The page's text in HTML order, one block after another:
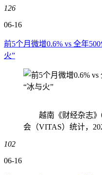
126
06-16
前5个月微增0.6% vs 全年
火”
越南《财经杂志》6
会（VITAS）统计，
102
06-16